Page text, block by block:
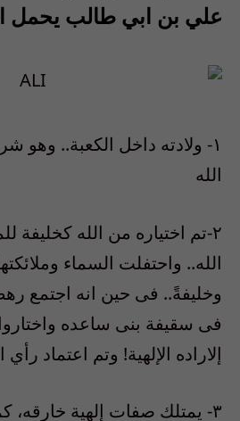
علي بن ابي طالب يحمل
١- ولادته داخل الكعبة.. وهو
الله
٢-تم اختياره من الله
الله.. واحتفلت السماء
وخليفةً.. فى حين انه اجتمع
فى سقيفة بنى ساعده
إلاراده الإلهية! وتم اعتماد رأي